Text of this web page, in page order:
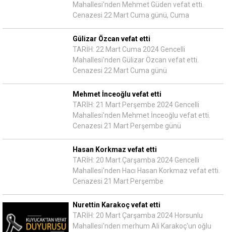
Mahallesi'nden Mehmet Güden vefat etti.
Cenazesi 22 Mart Cuma günü, Cuma
Gülizar Özcan vefat etti
TARİH: 22 Mart Cuma 2024 Gencelli
Mahallesi'nden Gülizar Özcan vefat etti.
Cenazesi 22 Mart Cuma günü
Mehmet İnceoğlu vefat etti
TARİH: 21 Mart Perşembe 2024 Gencelli
Mahallesi'nden Mehmet İnceoğlu vefat etti.
Cenazesi 21 Mart Perşembe günü
Hasan Korkmaz vefat etti
TARİH: 20 Mart Çarşamba 2024 Gencelli
Mahallesi'nden Hacı Hasan Korkmaz vefat etti.
Cenazesi 21 Mart Perşembe
Nurettin Karakoç vefat etti
TARİH: 20 Mart Çarşamba 2024 Horsunlu
Mahallesi'nden merhum Ali Karakoç'un oğlu